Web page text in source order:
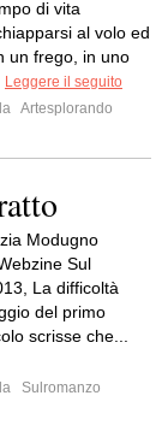
di vita
al volo ed
un frego, in uno
Leggere il seguito
Artesplorando
Modugno
Sul
La difficoltà
del primo
scrisse che...
Sulromanzo